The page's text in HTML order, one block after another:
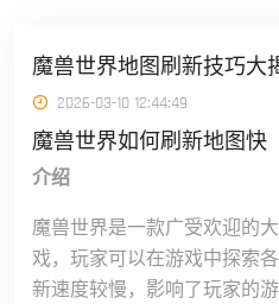
魔兽世界地图刷新技巧大
2026-03-10 12:44:49
魔兽世界如何刷新地图快
介绍
魔兽世界是一款广受欢迎的
戏，玩家可以在游戏中探索
新速度较慢，影响了玩家的